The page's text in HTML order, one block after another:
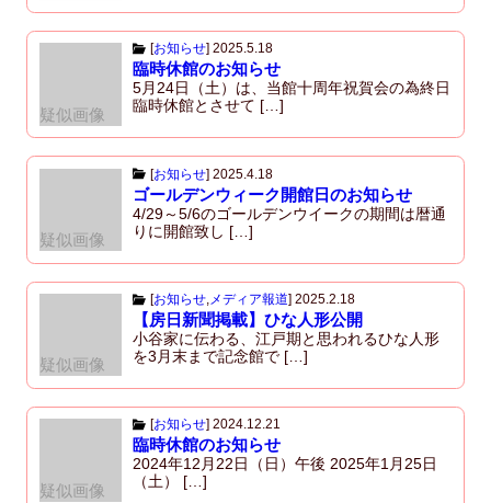
疑似画像
[お知らせ] 2025.5.18
臨時休館のお知らせ
5月24日（土）は、当館十周年祝賀会の為終日
臨時休館とさせて […]
疑似画像
[お知らせ] 2025.4.18
ゴールデンウィーク開館日のお知らせ
4/29～5/6のゴールデンウイークの期間は暦通
りに開館致し […]
疑似画像
[お知らせ,メディア報道] 2025.2.18
【房日新聞掲載】ひな人形公開
小谷家に伝わる、江戸期と思われるひな人形
を3月末まで記念館で […]
疑似画像
[お知らせ] 2024.12.21
臨時休館のお知らせ
2024年12月22日（日）午後 2025年1月25日
（土） […]